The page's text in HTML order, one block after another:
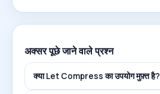
अक्सर पूछे जाने वाले प्रश्न
क्या Let Compress का उपयोग मुफ़्त है?